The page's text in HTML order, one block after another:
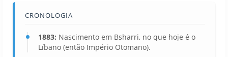
CRONOLOGIA
1883: Nascimento em Bsharri, no que hoje é o
Líbano (então Império Otomano).